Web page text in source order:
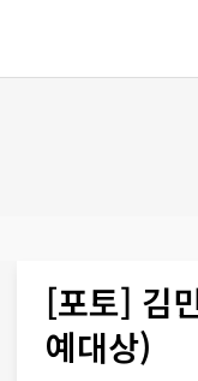
[포토] 김
예대상)